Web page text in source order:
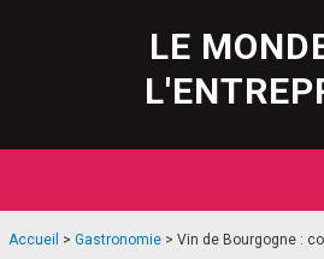
content
LE
Accueil > Gastronomie > Vin de Bourgogne :